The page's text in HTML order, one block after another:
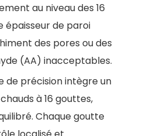
au niveau des 16
épaisseur de paroi
des pores ou des
(AA) inacceptables.
de précision intègre un
à 16 gouttes,
Chaque goutte